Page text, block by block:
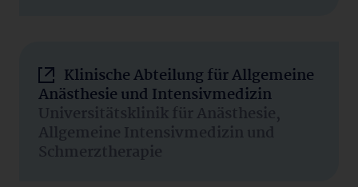
Klinische Abteilung für Allgemeine
Anästhesie und Intensivmedizin
Universitätsklinik für Anästhesie,
Allgemeine Intensivmedizin und
Schmerztherapie